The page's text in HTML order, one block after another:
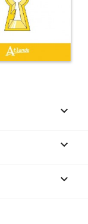


